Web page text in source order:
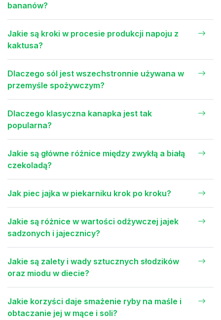
bananów?
Jakie są kroki w procesie produkcji napoju z
kaktusa?
Dlaczego sól jest wszechstronnie używana w
przemyśle spożywczym?
Dlaczego klasyczna kanapka jest tak
popularna?
Jakie są główne różnice między zwykłą a białą
czekoladą?
Jak piec jajka w piekarniku krok po kroku?
Jakie są różnice w wartości odżywczej jajek
sadzonych i jajecznicy?
Jakie są zalety i wady sztucznych słodzików
oraz miodu w diecie?
Jakie korzyści daje smażenie ryby na maśle i
obtaczanie jej w mące i soli?